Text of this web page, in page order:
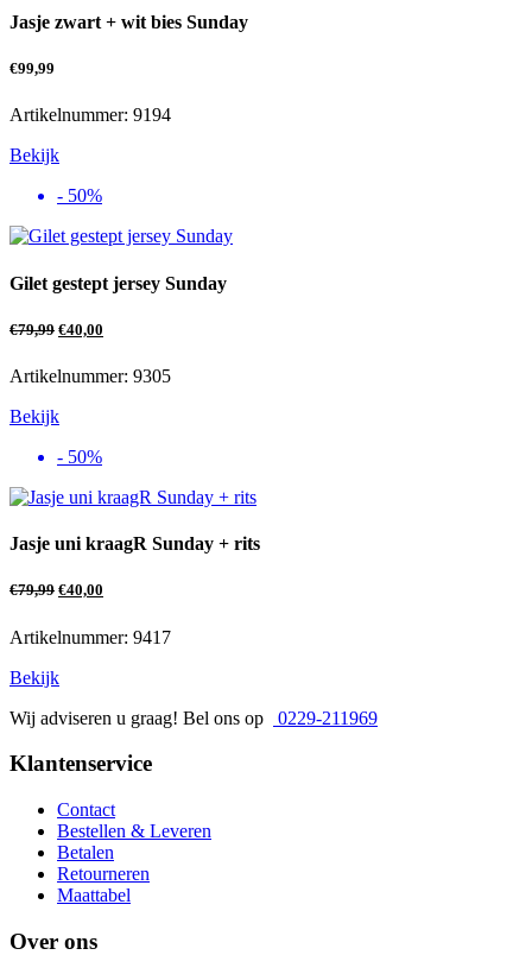
Jasje zwart + wit bies Sunday
€99,99
Artikelnummer: 9194
Bekijk
- 50%
Gilet gestept jersey Sunday
€79,99 €40,00
Artikelnummer: 9305
Bekijk
- 50%
Jasje uni kraagR Sunday + rits
€79,99 €40,00
Artikelnummer: 9417
Bekijk
Wij adviseren u graag! Bel ons op
0229-211969
Klantenservice
Contact
Bestellen & Leveren
Betalen
Retourneren
Maattabel
Over ons